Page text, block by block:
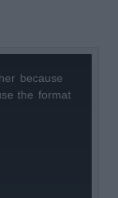
because
the format